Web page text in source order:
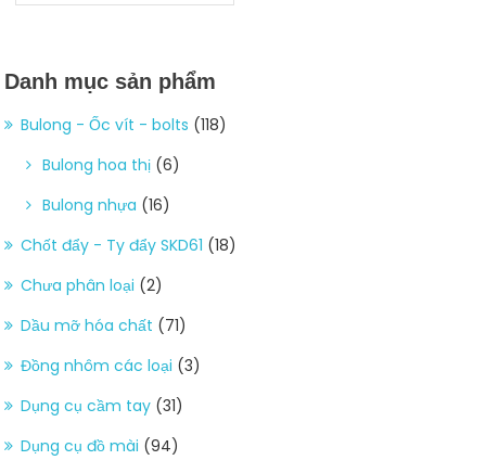
Danh mục sản phẩm
Bulong - Ốc vít - bolts (118)
Bulong hoa thị (6)
Bulong nhựa (16)
Chốt đẩy - Ty đẩy SKD61 (18)
Chưa phân loại (2)
Dầu mỡ hóa chất (71)
Đồng nhôm các loại (3)
Dụng cụ cầm tay (31)
Dụng cụ đồ mài (94)